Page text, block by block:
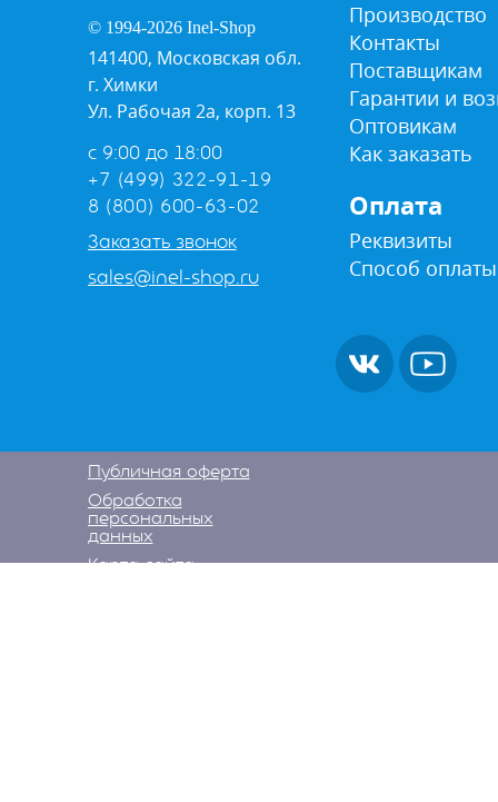
© 1994-2026 Inel-Shop
141400, Московская обл.
г. Химки
Ул. Рабочая 2а, корп. 13
с 9:00 до 18:00
+7 (499) 322-91-19
8 (800) 600-63-02
Заказать звонок
sales@inel-shop.ru
Производство
Контакты
Поставщикам
Гарантии и
Оптовикам
Как заказать
Оплата
Реквизиты
Способ оплаты
Публичная оферта
Обработка
персональных
данных
Карта сайта